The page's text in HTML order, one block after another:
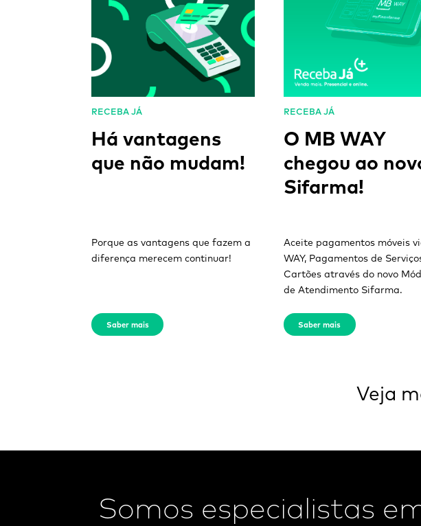
RECEBA JÁ
Há vantagens
que não mudam!
Porque as vantagens que fazem a
diferença merecem continuar!
Saber mais
RECEBA JÁ
O MB WAY
chegou ao
Sifarma!
Aceite pagamentos móveis
WAY, Pagamentos de
Cartões através do novo
de Atendimento Sifarma.
Saber mais
Veja
Somos especialistas